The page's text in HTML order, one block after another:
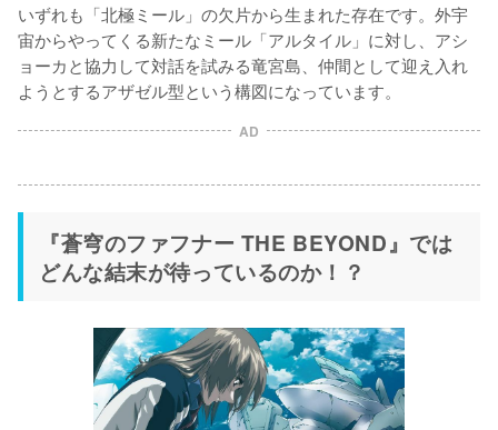
いずれも「北極ミール」の欠片から生まれた存在です。外宇
宙からやってくる新たなミール「アルタイル」に対し、アシ
ョーカと協力して対話を試みる竜宮島、仲間として迎え入れ
ようとするアザゼル型という構図になっています。
AD
『蒼穹のファフナー THE BEYOND』では
どんな結末が待っているのか！？